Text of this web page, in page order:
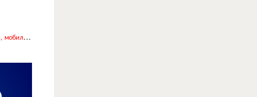
Digital (web-дизайн, интернет-реклама и продвижение, интернет-сообщества и блоги, интернет-коммуникации, мобильный маркетинг, реклама на цифровых экранах)